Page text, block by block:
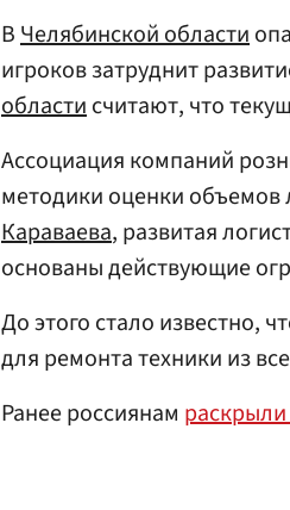
ВЧелябинской области
игроков затруднит
областисчитают, что
Ассоциация компаний
методики оценки
Караваева, развитая
основаны действующие
До этого стало известно,
для ремонта техники из
Ранее россиянам раскрыли